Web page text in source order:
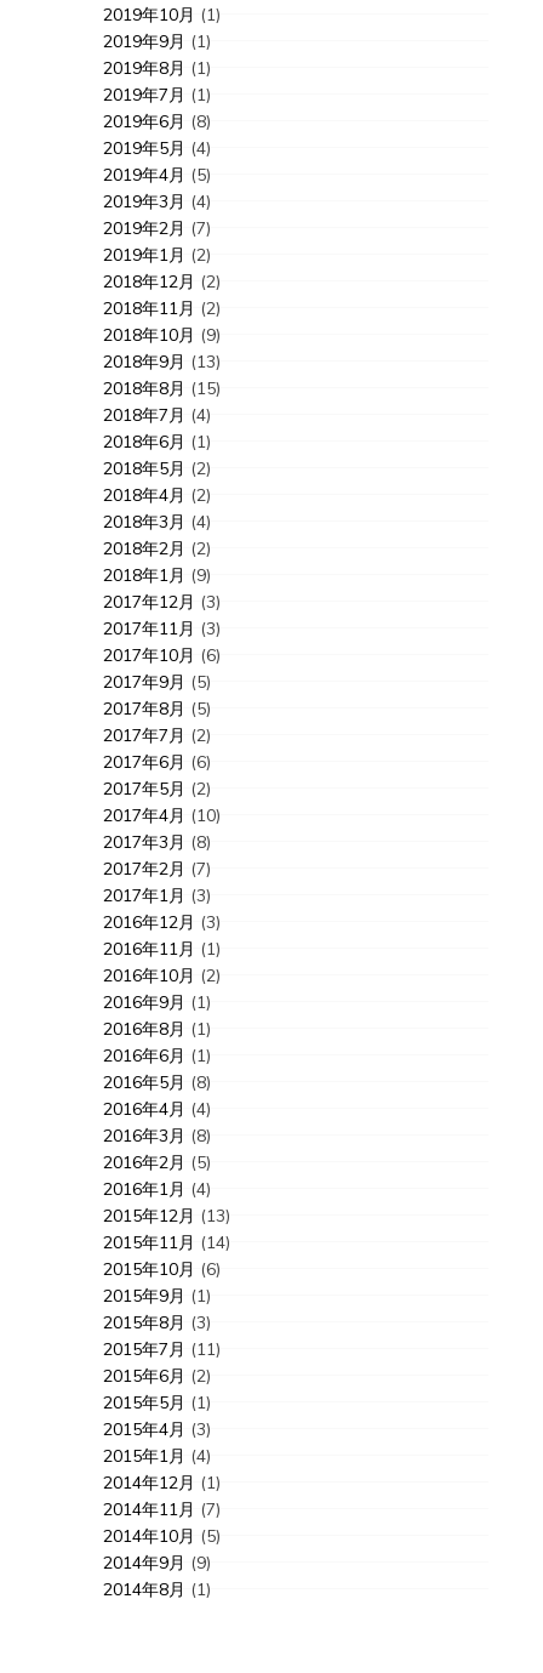
2019年10月 (1)
2019年9月 (1)
2019年8月 (1)
2019年7月 (1)
2019年6月 (8)
2019年5月 (4)
2019年4月 (5)
2019年3月 (4)
2019年2月 (7)
2019年1月 (2)
2018年12月 (2)
2018年11月 (2)
2018年10月 (9)
2018年9月 (13)
2018年8月 (15)
2018年7月 (4)
2018年6月 (1)
2018年5月 (2)
2018年4月 (2)
2018年3月 (4)
2018年2月 (2)
2018年1月 (9)
2017年12月 (3)
2017年11月 (3)
2017年10月 (6)
2017年9月 (5)
2017年8月 (5)
2017年7月 (2)
2017年6月 (6)
2017年5月 (2)
2017年4月 (10)
2017年3月 (8)
2017年2月 (7)
2017年1月 (3)
2016年12月 (3)
2016年11月 (1)
2016年10月 (2)
2016年9月 (1)
2016年8月 (1)
2016年6月 (1)
2016年5月 (8)
2016年4月 (4)
2016年3月 (8)
2016年2月 (5)
2016年1月 (4)
2015年12月 (13)
2015年11月 (14)
2015年10月 (6)
2015年9月 (1)
2015年8月 (3)
2015年7月 (11)
2015年6月 (2)
2015年5月 (1)
2015年4月 (3)
2015年1月 (4)
2014年12月 (1)
2014年11月 (7)
2014年10月 (5)
2014年9月 (9)
2014年8月 (1)